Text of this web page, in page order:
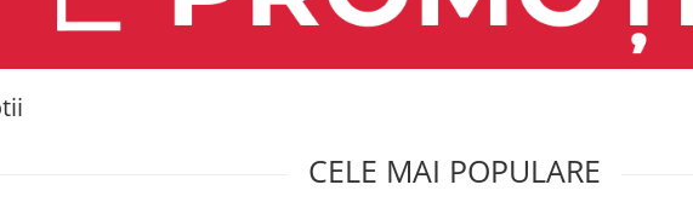
CELE MAI POPULARE